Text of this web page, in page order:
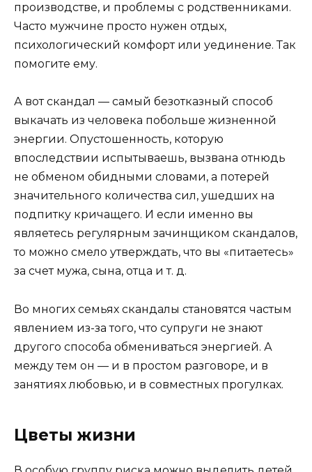
производстве, и проблемы с родственниками.
Часто мужчине просто нужен отдых,
психологический комфорт или уединение. Так
помогите ему.
А вот скандал — самый безотказный способ
выкачать из человека побольше жизненной
энергии. Опустошенность, которую
впоследствии испытываешь, вызвана отнюдь
не обменом обидными словами, а потерей
значительного количества сил, ушедших на
подпитку кричащего. И если именно вы
являетесь регулярным зачинщиком скандалов,
то можно смело утверждать, что вы «питаетесь»
за счет мужа, сына, отца и т. д.
Во многих семьях скандалы становятся частым
явлением из-за того, что супруги не знают
другого способа обмениваться энергией. А
между тем он — и в простом разговоре, и в
занятиях любовью, и в совместных прогулках.
Цветы жизни